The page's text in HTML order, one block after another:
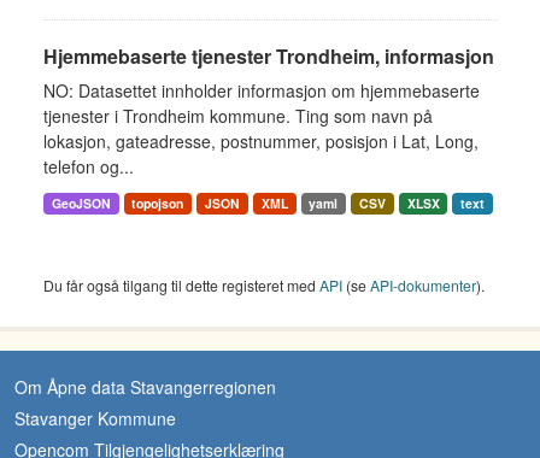
Hjemmebaserte tjenester Trondheim, informasjon
NO: Datasettet innholder informasjon om hjemmebaserte
tjenester i Trondheim kommune. Ting som navn på
lokasjon, gateadresse, postnummer, posisjon i Lat, Long,
telefon og...
GeoJSON topojson JSON XML yaml CSV XLSX text
Du får også tilgang til dette registeret med API (seAPI-dokumenter).
Om Åpne data Stavangerregionen
Stavanger Kommune
Opencom Tilgjengelighetserklæring